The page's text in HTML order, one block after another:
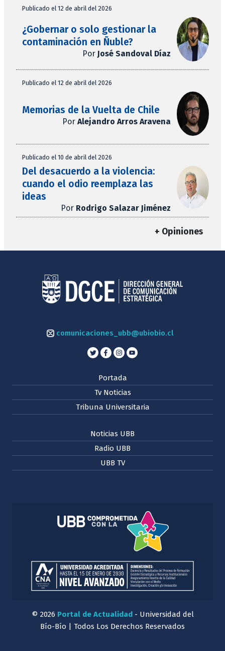
Publicado el 12 de abril del 2026
¿Gobernar o solo gestionar la
contaminación en Ñuble?
Por José Sandoval Díaz
Publicado el 12 de abril del 2026
Memorias de la Vuelta de Chile
Por Alejandro Arros Aravena
Publicado el 10 de abril del 2026
Del desacuerdo a la violencia:
cuando el odio reemplaza las
ideas
Por Rodrigo Salazar Jiménez
+ Opiniones
comunicaciones_ubb@ubiobio.cl
Portada
Tv Noticias
Tribuna Universitaria
Noticias UBB
Radio UBB
UBB TV
© 2026 Portal de Actualidad- Universidad del
Bío-Bío | Todos Los Derechos Reservados